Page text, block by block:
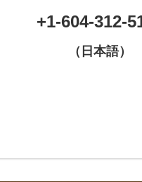
+1-604-312-
（日本語）